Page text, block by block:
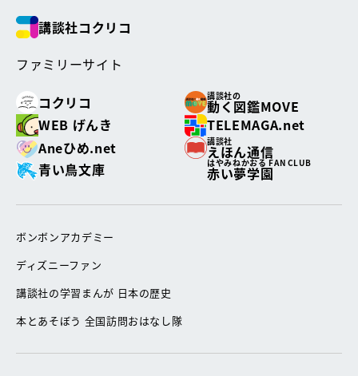
講談社コクリコ
ファミリーサイト
コクリコ
講談社の
動く図鑑MOVE
WEB げんき
TELEMAGA.net
Aneひめ.net
講談社
えほん通信
青い鳥文庫
はやみねかおる FAN CLUB
赤い夢学園
ボンボンアカデミー
ディズニーファン
講談社の学習まんが 日本の歴史
本とあそぼう 全国訪問おはなし隊